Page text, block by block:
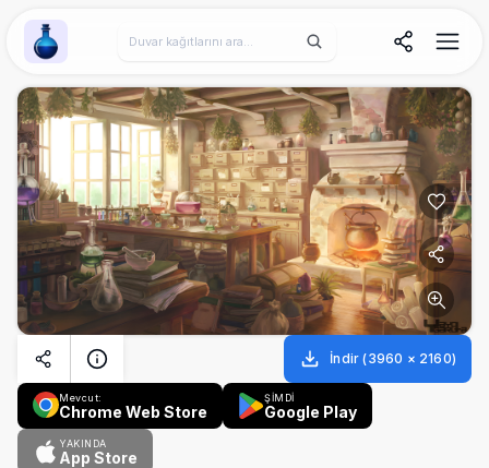
Wallpaper Alchemy
İndir (3960 × 2160)
Mevcut:
Chrome Web Store
ŞİMDİ
Google Play
YAKINDA
App Store